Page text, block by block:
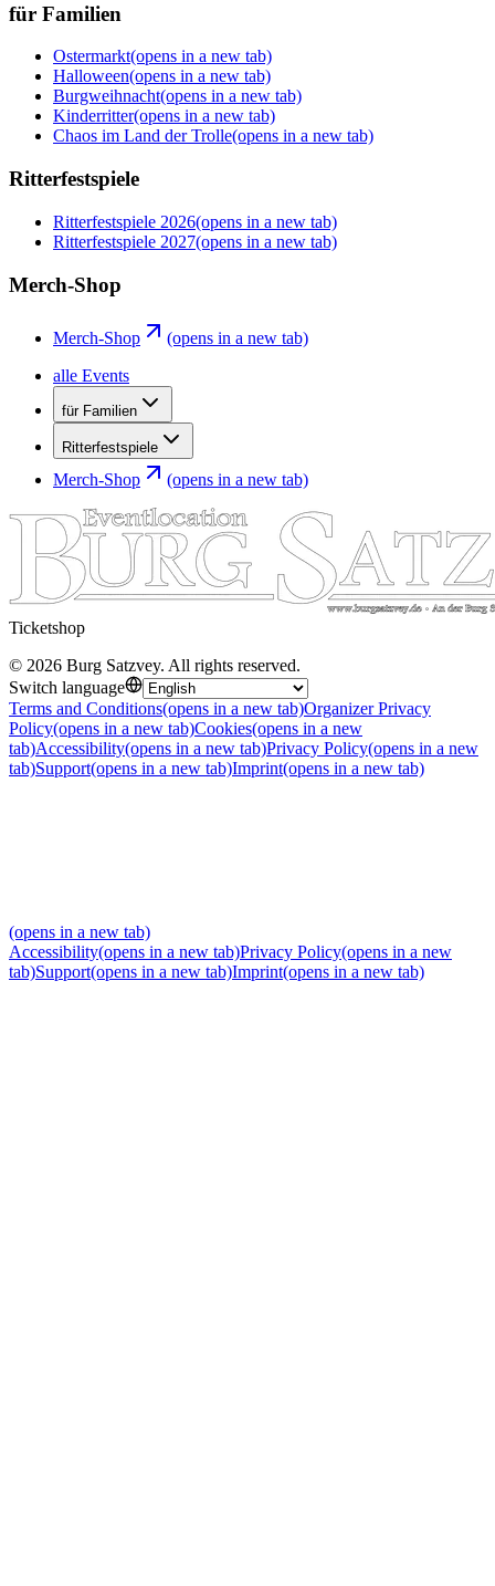
für Familien
Ostermarkt(opens in a new tab)
Halloween(opens in a new tab)
Burgweihnacht(opens in a new tab)
Kinderritter(opens in a new tab)
Chaos im Land der Trolle(opens in a new tab)
Ritterfestspiele
Ritterfestspiele 2026(opens in a new tab)
Ritterfestspiele 2027(opens in a new tab)
Merch-Shop
Merch-Shop
(opens in a new tab)
alle Events
für Familien
Ritterfestspiele
Merch-Shop (opens in a new tab)
Ticketshop
© 2026 Burg Satzvey. All rights reserved.
Switch language
Terms and Conditions(opens in a new tab)Organizer Privacy
Policy(opens in a new tab)Cookies(opens in a new
tab)Accessibility(opens in a new tab)Privacy Policy(opens in a new
tab)Support(opens in a new tab)Imprint(opens in a new tab)
(opens in a new tab)
Accessibility(opens in a new tab)Privacy Policy(opens in a new
tab)Support(opens in a new tab)Imprint(opens in a new tab)